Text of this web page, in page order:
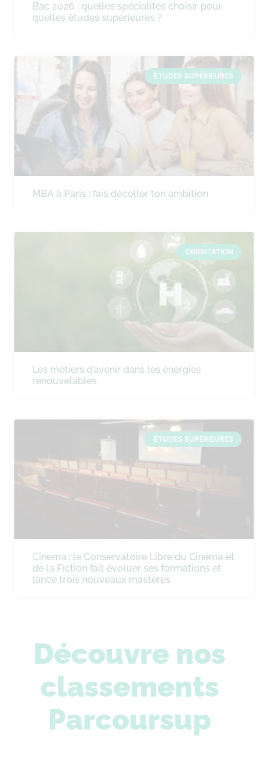
Bac 2026 : quelles spécialités choisir pour
quelles études supérieures ?
ÉTUDES SUPÉRIEURES
MBA à Paris : fais décoller ton ambition
ORIENTATION
Les métiers d’avenir dans les énergies
renouvelables
ÉTUDES SUPÉRIEURES
Cinéma : le Conservatoire Libre du Cinéma et
de la Fiction fait évoluer ses formations et
lance trois nouveaux mastères
Découvre nos
classements
Parcoursup